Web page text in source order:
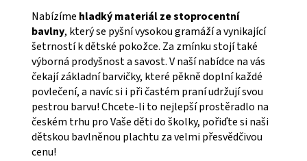
Nabízíme hladký materiál ze stoprocentní
bavlny, který se pyšní vysokou gramáží a vynikající
šetrností k dětské pokožce. Za zmínku stojí také
výborná prodyšnost a savost. V naší nabídce na vás
čekají základní barvičky, které pěkně doplní každé
povlečení, a navíc si i při častém praní udržují svou
pestrou barvu! Chcete-li to nejlepší prostěradlo na
českém trhu pro Vaše děti do školky, pořiďte si naši
dětskou bavlněnou plachtu za velmi přesvědčivou
cenu!